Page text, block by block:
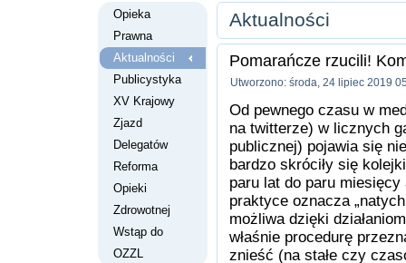
Opieka
Prawna
Aktualności
Publicystyka
XV Krajowy
Zjazd
Delegatów
Reforma
Opieki
Zdrowotnej
Wstąp do
OZZL
Aktualności
Pomarańcze rzucili!
Utworzono: środa, 24 lipiec 2019
Od pewnego czasu w
na twitterze) w licznych
publicznej) pojawia się
bardzo skróciły się
paru lat do paru
praktyce oznacza
możliwa dzięki
właśnie procedurę
znieść (na stałe czy